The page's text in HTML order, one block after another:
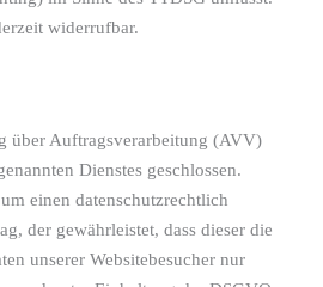
widerrufbar.
über Auftragsverarbeitung (AVV)
Dienstes geschlossen.
einen datenschutzrechtlich
der gewährleistet, dass dieser die
unserer Websitebesucher nur